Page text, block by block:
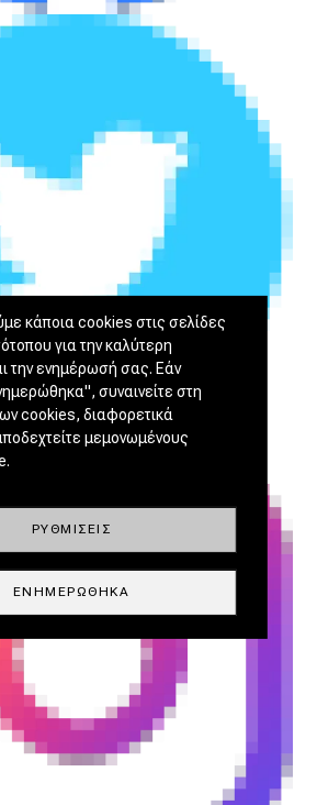
κάποια cookies στις σελίδες
για την καλύτερη
την ενημέρωσή σας. Εάν
συναινείτε στη
cookies, διαφορετικά
μεμονωμένους
ΡΥΘΜΊΣΕΙΣ
ΕΝΗΜΕΡΏΘΗΚΑ